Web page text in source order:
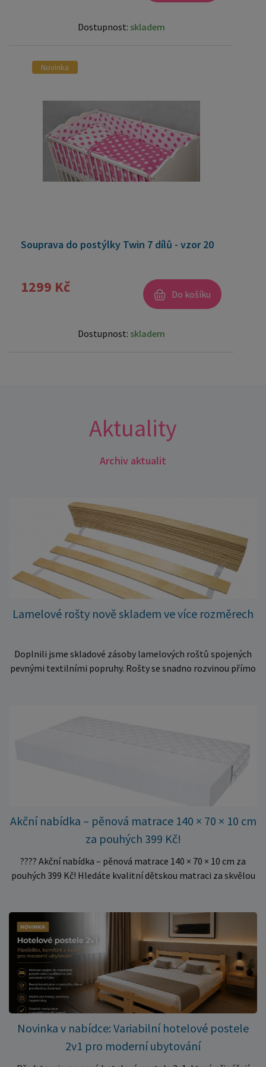
Dostupnost: skladem
Novinka
Souprava do postýlky Twin 7 dílů - vzor 20
1299 Kč Do košíku
Dostupnost: skladem
Aktuality
Archiv aktualit
Lamelové rošty nově skladem ve více rozměrech
Doplnili jsme skladové zásoby lamelových roštů spojených
pevnými textilními popruhy. Rošty se snadno rozvinou přímo
množství kusů, proto můžeme objednávky rychle expedovat.
Vyberte si vhodný rozměr a dopřejte své matraci kvalitní
podklad za výhodnou cenu.
Akční nabídka – pěnová matrace 140 × 70 × 10 cm
za pouhých 399 Kč!
???? Akční nabídka – pěnová matrace 140 × 70 × 10 cm za
pouhých 399 Kč! Hledáte kvalitní dětskou matraci za skvělou
✅ Pohodlné pěnové jádro pro komfortní spánek dítěte ✅
Skvělá volba do dětských postýlek ✅ Výjimečně výhodná cena
– jen 399 Kč Využijte této mimořádné nabídky a pořiďte
kvalitní matraci za cenu, která patří k nejvýhodnějším na
trhu. Akce platí pouze do vyprodání zásob. Nakupujte chytře a
ušetřete!
Novinka v nabídce: Variabilní hotelové postele
2v1 pro moderní ubytování